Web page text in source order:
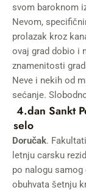
svom baroknom
Nevom,
prolazak kroz
ovaj grad dobio i
znamenitosti
Neve i nekih od
sećanje.
4.dan Sankt
selo
Doručak.
letnju carsku
po nalogu samog
obuhvata šetnju